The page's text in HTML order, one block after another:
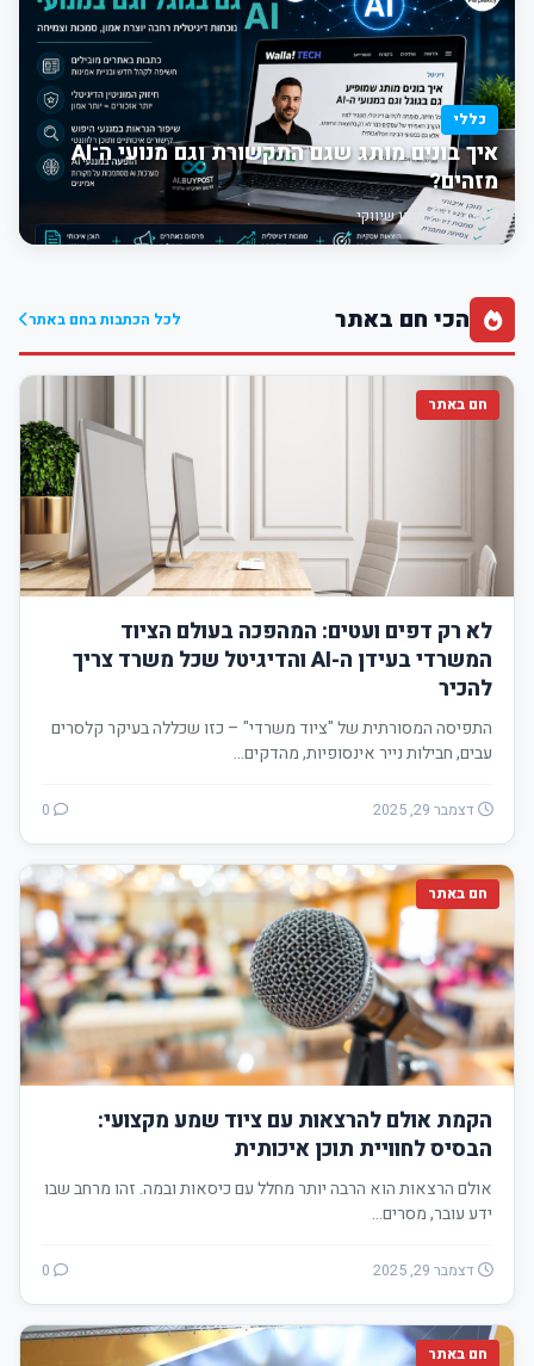
כללי
איך בונים מותג שגם התקשורת וגם מנועי ה־AI
מזהים?
12:13 תוכן שיווקי
הכי חם באתר לכל הכתבות בחם באתר
חם באתר
לא רק דפים ועטים: המהפכה בעולם הציוד
המשרדי בעידן ה-AI והדיגיטל שכל משרד צריך
להכיר
התפיסה המסורתית של "ציוד משרדי" – כזו שכללה בעיקר קלסרים
עבים, חבילות נייר אינסופיות, מהדקים…
דצמבר 29, 2025
חם באתר
הקמת אולם להרצאות עם ציוד שמע מקצועי:
הבסיס לחוויית תוכן איכותית
אולם הרצאות הוא הרבה יותר מחלל עם כיסאות ובמה. זהו מרחב שבו
ידע עובר, מסרים…
דצמבר 29, 2025
חם באתר